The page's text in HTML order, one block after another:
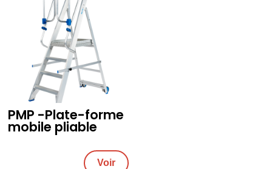
PMP -Plate-forme
mobile pliable
Voir